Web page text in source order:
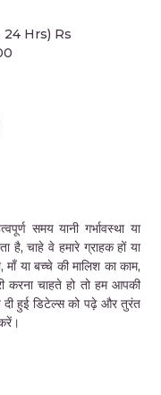
24 Hrs) Rs
समय यानी गर्भावस्था या
चाहे वे हमारे ग्राहक हों या
या बच्चे की मालिश का काम,
करना चाहते हो तो हम आपकी
हुई डिटेल्स को पढ़े और तुरंत